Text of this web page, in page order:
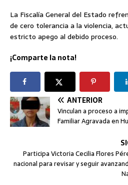
La Fiscalía General del Estado
de cero tolerancia a la violencia,
estricto apego al debido proceso.
¡Comparte la nota!
ANTERIOR
Vinculan a proceso a
Familiar Agravada en
Participa Victoria Cecilia Flores
nacional para revisar y seguir